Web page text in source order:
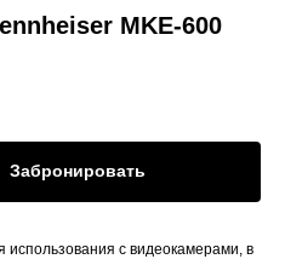
MKE-600
Забронировать
с видеокамерами, в